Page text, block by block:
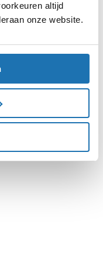
altijd
onze website.
the browser console